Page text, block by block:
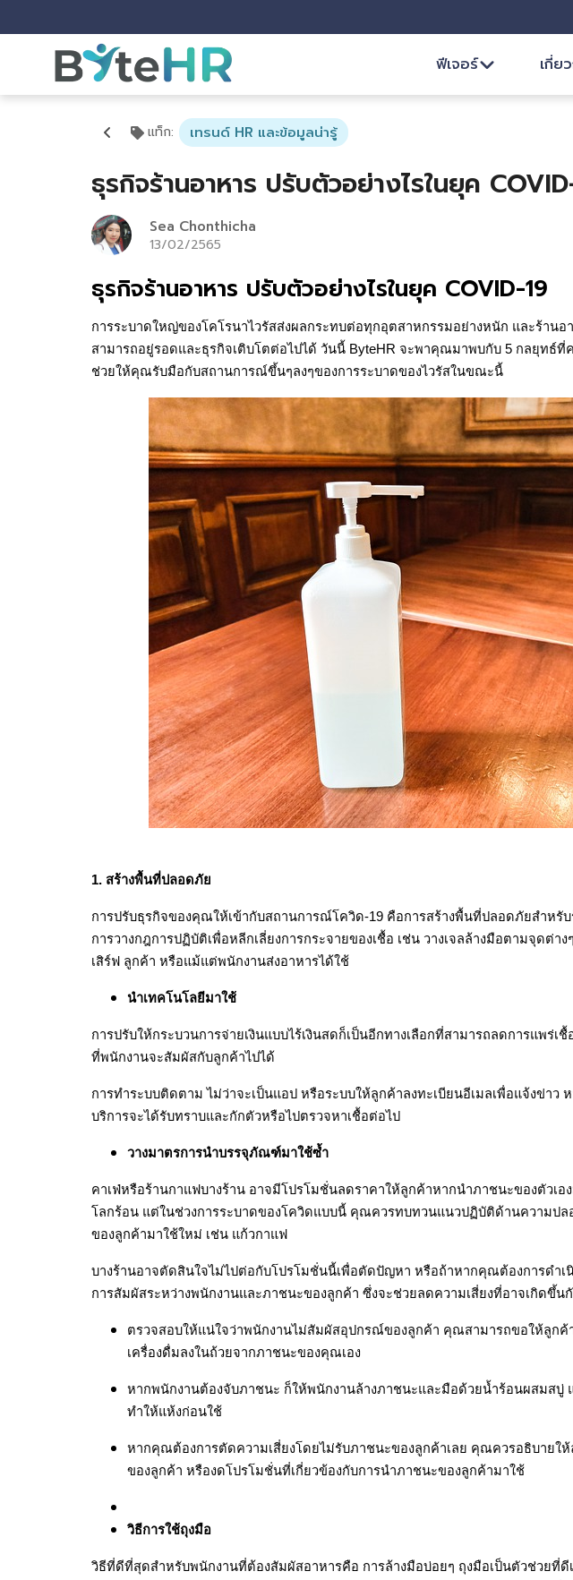
ฟีเจอร์ เกี่ย
แท็ก: เทรนด์ HR และข้อมูลน่ารู้
ธุรกิจร้านอาหาร ปรับตัวอย่างไรในยุค
Sea Chonthicha
13/02/2565
​ธุรกิจร้านอาหาร ปรับตัวอย่างไรในยุค COVID-19
การระบาดใหญ่ของโคโรนาไวรัสส่งผลกระทบต่อทุกอุตสาหกรรมอย่างหนัก และร้านอ
สามารถอยู่รอดและธุรกิจเติบโตต่อไปได้ วันนี้ ByteHR จะพาคุณมาพบกับ 5 กลยุทธ์ที่
ช่วยให้คุณรับมือกับสถานการณ์ขึ้นๆลงๆของการระบาดของไวรัสในขณะนี้
1. สร้างพื้นที่ปลอดภัย
การปรับธุรกิจของคุณให้เข้ากับสถานการณ์โควิด-19 คือการสร้างพื้นที่ปลอดภัยสำหรั
การวางกฎการปฏิบัติเพื่อหลีกเลี่ยงการกระจายของเชื้อ เช่น วางเจลล้างมือตามจุดต่า
เสิร์ฟ ลูกค้า หรือแม้แต่พนักงานส่งอาหารได้ใช้
นำเทคโนโลยีมาใช้
การปรับให้กระบวนการจ่ายเงินแบบไร้เงินสดก็เป็นอีกทางเลือกที่สามารถลดการแพร่
ที่พนักงานจะสัมผัสกับลูกค้าไปได้
การทำระบบติดตาม ไม่ว่าจะเป็นแอป หรือระบบให้ลูกค้าลงทะเบียนอีเมลเพื่อแจ้งข่า
บริการจะได้รับทราบและกักตัวหรือไปตรวจหาเชื้อต่อไป
วางมาตรการนำบรรจุภัณฑ์มาใช้ซ้ำ
คาเฟ่หรือร้านกาแฟบางร้าน อาจมีโปรโมชั่นลดราคาให้ลูกค้าหากนำภาชนะของตัวเอ
โลกร้อน แต่ในช่วงการระบาดของโควิดแบบนี้ คุณควรทบทวนแนวปฏิบัติด้านความปล
ของลูกค้ามาใช้ใหม่ เช่น แก้วกาแฟ
บางร้านอาจตัดสินใจไม่ไปต่อกับโปรโมชั่นนี้เพื่อตัดปัญหา หรือถ้าหากคุณต้องการดำเ
การสัมผัสระหว่างพนักงานและภาชนะของลูกค้า ซึ่งจะช่วยลดความเสี่ยงที่อาจเกิดขึ้น
ตรวจสอบให้แน่ใจว่าพนักงานไม่สัมผัสอุปกรณ์ของลูกค้า คุณสามารถขอให้ลูกค้า
เครื่องดื่มลงในถ้วยจากภาชนะของคุณเอง
หากพนักงานต้องจับภาชนะ ก็ให้พนักงานล้างภาชนะและมือด้วยน้ำร้อนผสมสบู่
ทำให้แห้งก่อนใช้
หากคุณต้องการตัดความเสี่ยงโดยไม่รับภาชนะของลูกค้าเลย คุณควรอธิบายใ
ของลูกค้า หรืองดโปรโมชั่นที่เกี่ยวข้องกับการนำภาชนะของลูกค้ามาใช้
วิธีการใช้ถุงมือ
วิธีที่ดีที่สุดสำหรับพนักงานที่ต้องสัมผัสอาหารคือ การล้างมือบ่อยๆ ถุงมือเป็นตัวช่วยที่